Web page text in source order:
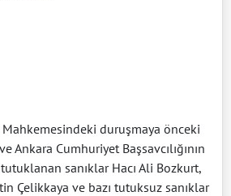
Mahkemesindeki duruşmaya önceki
Ankara Cumhuriyet Başsavcılığının
sanıklar Hacı Ali Bozkurt,
Çelikkaya ve bazı tutuksuz sanıklar